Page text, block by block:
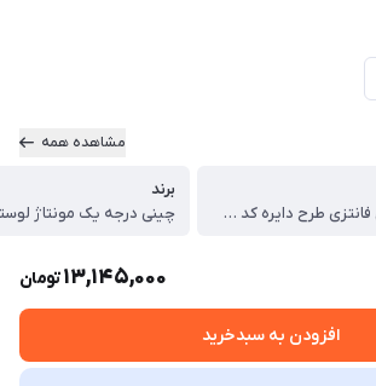
مشاهده همه
لوستر لوکس و مدرن فانتزی طرح دایره کد 6_633
برند
چینی درجه یک مونتاژ
13,145,000تومان
افزودن به سبدخرید